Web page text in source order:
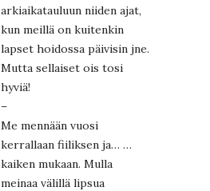
arkiaikatauluun niiden ajat,
kun meillä on kuitenkin
lapset hoidossa päivisin jne.
Mutta sellaiset ois tosi
hyviä!
–
Me mennään vuosi
kerrallaan fiiliksen ja… …
kaiken mukaan. Mulla
meinaa välillä lipsua